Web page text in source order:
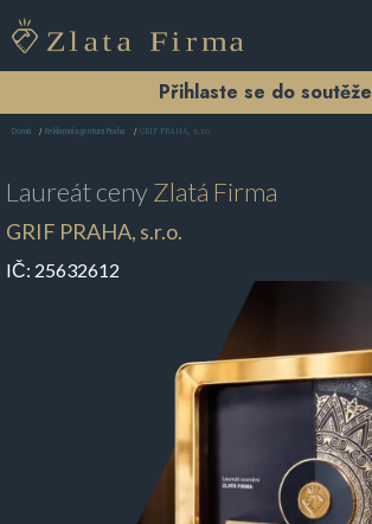
Přihlaste se do soutěže
Domů Reklamní agentura Praha GRIF PRAHA, s.r.o.
Laureát cenyZlatá Firma
GRIF PRAHA, s.r.o.
IČ: 25632612